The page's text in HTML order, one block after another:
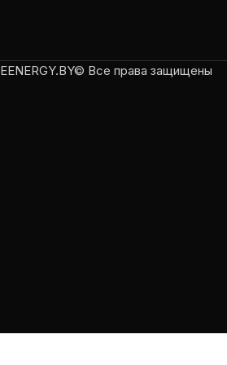
EENERGY.BY© Все права защищены